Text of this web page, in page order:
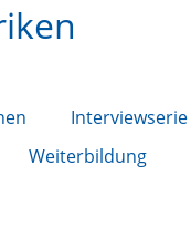
Interviewserie
Weiterbildung